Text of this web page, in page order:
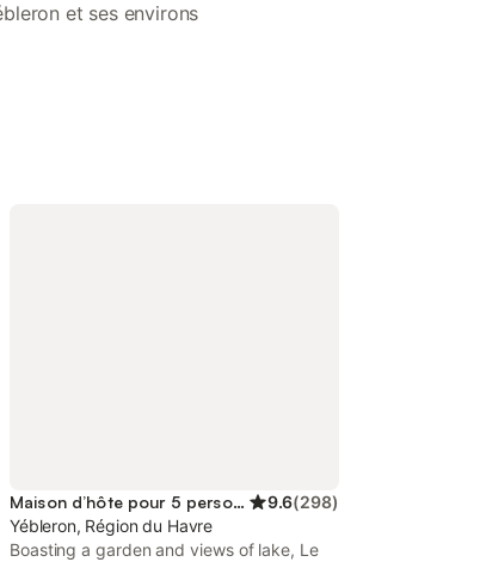
et ses environs
Maison d’hôte pour 5 personnes 9.6(298)
Yébleron, Région du Havre
Boasting a garden and views of lake, Le